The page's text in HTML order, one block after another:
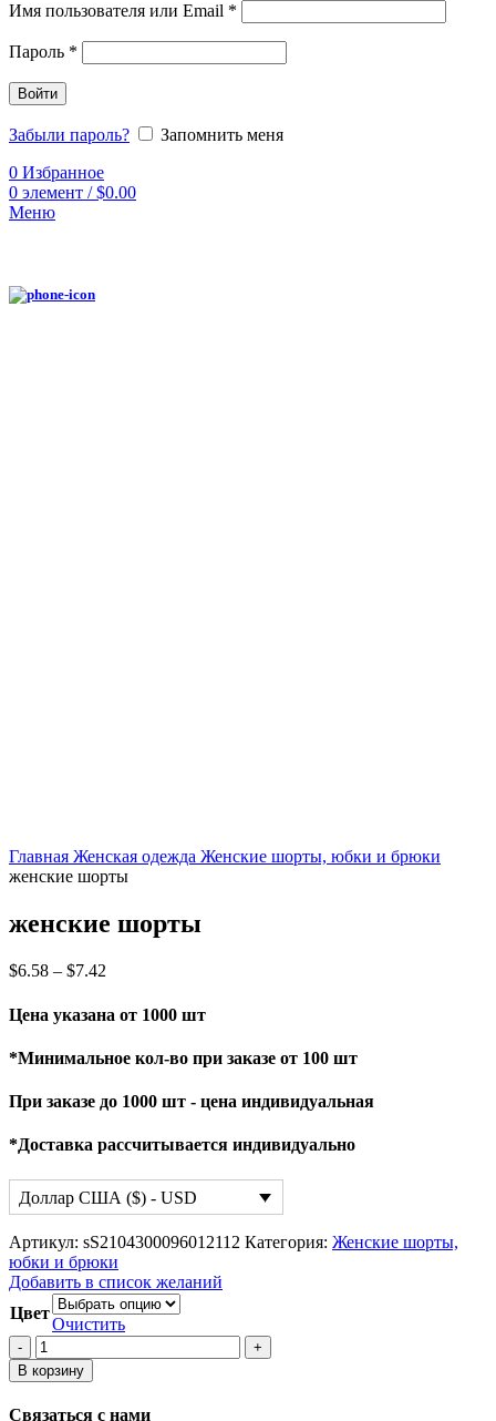
Имя пользователя или Email *
Пароль *
Войти
Забыли пароль?
Запомнить меня
0 Избранное
0 элемент / $0.00
Меню
Главная Женская одежда Женские шорты, юбки и брюки
женские шорты
женские шорты
$6.58 – $7.42
Цена указана от 1000 шт
*Минимальное кол-во при заказе от 100 шт
При заказе до 1000 шт - цена индивидуальная
*Доставка рассчитывается индивидуально
Доллар США ($) - USD
Артикул: sS2104300096012112 Категория: Женские шорты,
юбки и брюки
Добавить в список желаний
Цвет
Очистить
Количество
товара
женские
В корзину
Связаться с нами